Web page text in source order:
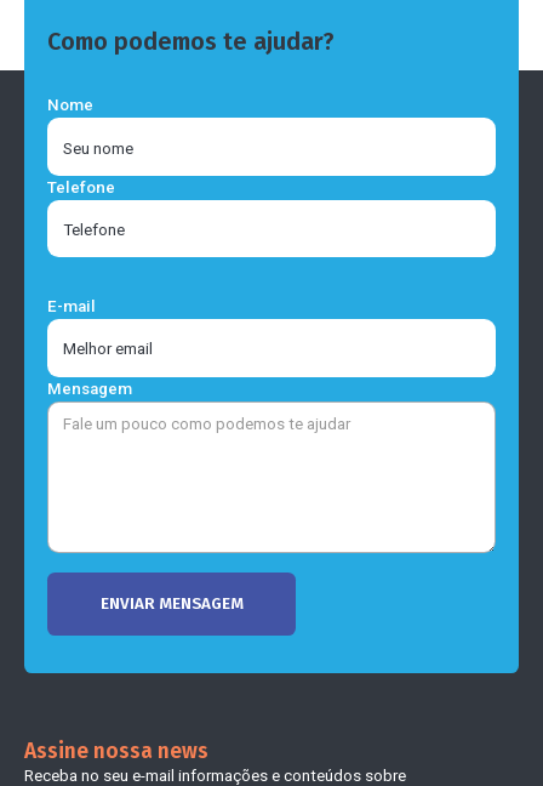
Como podemos te ajudar?
Nome
Telefone
E-mail
Mensagem
Assine nossa news
Receba no seu e-mail informações e conteúdos sobre